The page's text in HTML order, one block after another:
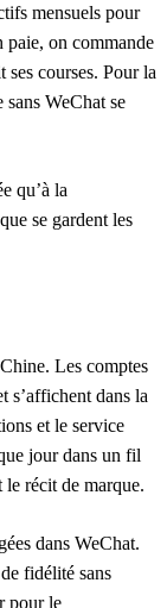
mensuels pour
on commande
courses. Pour la
WeChat se
qu’à la
se gardent les
Les comptes
s’affichent dans la
et le service
jour dans un fil
récit de marque.
dans WeChat.
fidélité sans
pour le